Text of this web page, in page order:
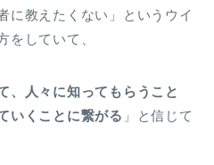
に教えたくない」というウイ
をしていて、
、人々に知ってもらうこと
いくことに繋がる 」と信じて